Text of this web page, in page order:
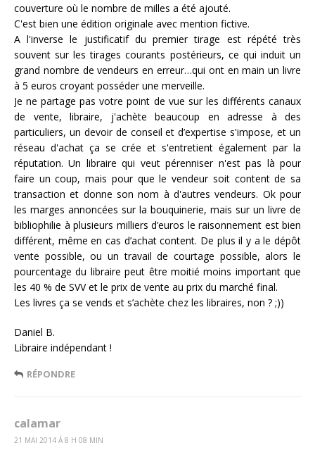
couverture où le nombre de milles a été ajouté.
C'est bien une édition originale avec mention fictive.
A l'inverse le justificatif du premier tirage est répété très
souvent sur les tirages courants postérieurs, ce qui induit un
grand nombre de vendeurs en erreur…qui ont en main un livre
à 5 euros croyant posséder une merveille.
Je ne partage pas votre point de vue sur les différents canaux
de vente, libraire, j'achète beaucoup en adresse à des
particuliers, un devoir de conseil et d’expertise s'impose, et un
réseau d'achat ça se crée et s'entretient également par la
réputation. Un libraire qui veut pérenniser n'est pas là pour
faire un coup, mais pour que le vendeur soit content de sa
transaction et donne son nom à d'autres vendeurs. Ok pour
les marges annoncées sur la bouquinerie, mais sur un livre de
bibliophilie à plusieurs milliers d’euros le raisonnement est bien
différent, même en cas d’achat content. De plus il y a le dépôt
vente possible, ou un travail de courtage possible, alors le
pourcentage du libraire peut être moitié moins important que
les 40 % de SVV et le prix de vente au prix du marché final.
Les livres ça se vends et s’achète chez les libraires, non ? ;))
Daniel B.
Libraire indépendant !
RÉPONDRE
calamar
21 MAI 2014 Á 8 H 08 MIN